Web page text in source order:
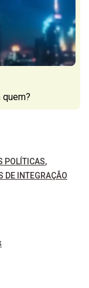
POLÍTICAS
DE INTEGRAÇÃO